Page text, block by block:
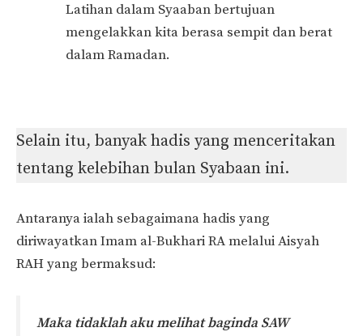
Latihan dalam Syaaban bertujuan
mengelakkan kita berasa sempit dan berat
dalam Ramadan.
Selain itu, banyak hadis yang menceritakan
tentang kelebihan bulan Syabaan ini.
Antaranya ialah sebagaimana hadis yang
diriwayatkan Imam al-Bukhari RA melalui Aisyah
RAH yang bermaksud:
Maka tidaklah aku melihat baginda SAW